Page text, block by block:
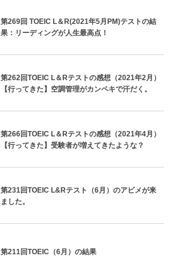
第269回 TOEIC L＆R(2021年5月PM)テストの結
果：リーディングが人生最高点！
第262回TOEIC L＆Rテストの感想（2021年2月）
【行ってきた】空調管理がカンペキで汗だく。
第266回TOEIC L＆Rテストの感想（2021年4月）
【行ってきた】受験者が増えてきたような？
第231回TOEIC L&Rテスト（6月）のアビメが来
ました。
第211回TOEIC（6月）の結果